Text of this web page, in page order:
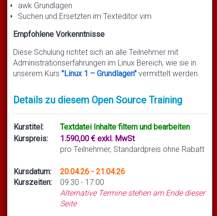
awk Grundlagen
Suchen und Ersetzten im Texteditor vim
Empfohlene Vorkenntnisse
Diese Schulung richtet sich an alle Teilnehmer mit
Administrationserfahrungen im Linux Bereich, wie sie in
unserem Kurs "Linux 1 – Grundlagen" vermittelt werden.
Details zu diesem Open Source Training
Kurstitel:
Textdatei Inhalte filtern und bearbeiten
Kurspreis:
1.590,00 € exkl. MwSt
pro Teilnehmer, Standardpreis ohne Rabatt
Kursdatum:
Kurszeiten:
20.04.26 - 21.04.26
09:30 - 17:00
Alternative Termine stehen am Ende dieser
Seite